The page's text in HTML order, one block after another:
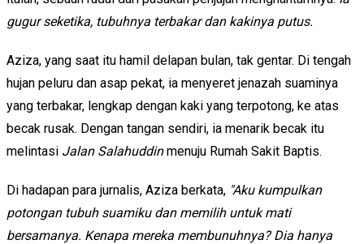
gugur seketika, tubuhnya terbakar dan kakinya putus.
Aziza, yang saat itu hamil delapan bulan, tak gentar. Di tengah
hujan peluru dan asap pekat, ia menyeret jenazah suaminya
yang terbakar, lengkap dengan kaki yang terpotong, ke atas
becak rusak. Dengan tangan sendiri, ia menarik becak itu
melintasi Jalan Salahuddinmenuju Rumah Sakit Baptis.
Di hadapan para jurnalis, Aziza berkata, "Aku kumpulkan
potongan tubuh suamiku dan memilih untuk mati
bersamanya. Kenapa mereka membunuhnya? Dia hanya